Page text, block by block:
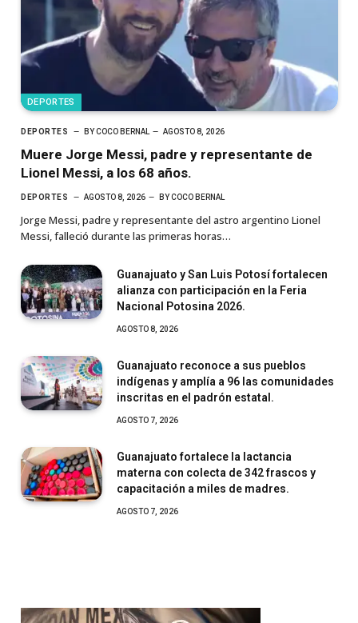
DEPORTES
DEPORTES BYCOCO BERNAL AGOSTO 8, 2026
Muere Jorge Messi, padre y representante de
Lionel Messi, a los 68 años.
DEPORTES AGOSTO 8, 2026 BYCOCO BERNAL
Jorge Messi, padre y representante del astro argentino Lionel
Messi, falleció durante las primeras horas…
Guanajuato y San Luis Potosí fortalecen
alianza con participación en la Feria
Nacional Potosina 2026.
AGOSTO 8, 2026
Guanajuato reconoce a sus pueblos
indígenas y amplía a 96 las comunidades
inscritas en el padrón estatal.
AGOSTO 7, 2026
Guanajuato fortalece la lactancia
materna con colecta de 342 frascos y
capacitación a miles de madres.
AGOSTO 7, 2026